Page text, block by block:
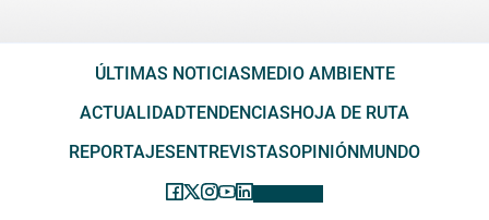
ÚLTIMAS NOTICIAS MEDIO AMBIENTE
ACTUALIDADTENDENCIAS HOJA DE RUTA
REPORTAJES ENTREVISTASOPINIÓN MUNDO